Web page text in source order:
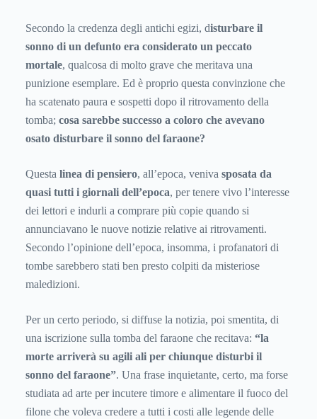
Secondo la credenza degli antichi egizi, disturbare il
sonno di un defunto era considerato un peccato
mortale, qualcosa di molto grave che meritava una
punizione esemplare. Ed è proprio questa convinzione che
ha scatenato paura e sospetti dopo il ritrovamento della
tomba; cosa sarebbe successo a coloro che avevano
osato disturbare il sonno del faraone?
Questa linea di pensiero, all’epoca, veniva sposata da
quasi tutti i giornali dell’epoca, per tenere vivo l’interesse
dei lettori e indurli a comprare più copie quando si
annunciavano le nuove notizie relative ai ritrovamenti.
Secondo l’opinione dell’epoca, insomma, i profanatori di
tombe sarebbero stati ben presto colpiti da misteriose
maledizioni.
Per un certo periodo, si diffuse la notizia, poi smentita, di
una iscrizione sulla tomba del faraone che recitava: “la
morte arriverà su agili ali per chiunque disturbi il
sonno del faraone”. Una frase inquietante, certo, ma forse
studiata ad arte per incutere timore e alimentare il fuoco del
filone che voleva credere a tutti i costi alle legende delle